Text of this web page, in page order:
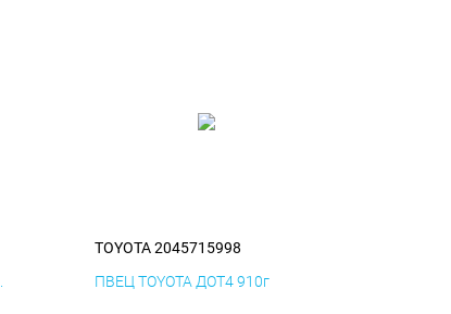
TOYOTA 2045715998
ПВЕЦ TOYOTA ДОТ4 910г